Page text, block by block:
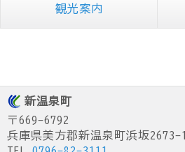
観光案内
新温泉町
〒669-6792
兵庫県美方郡新温泉町浜坂2673-1